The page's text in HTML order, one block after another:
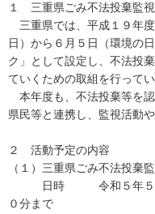
１ 三重県ごみ不法投棄監
三重県では、平成１９年
日）から６月５日（環境の
ク」として設定し、不法投
ていくための取組を行ってい
本年度も、不法投棄等を
県民等と連携し、監視活動
２ 活動予定の内容
（１）三重県ごみ不法投棄
日時 令和５年５月３
０分まで